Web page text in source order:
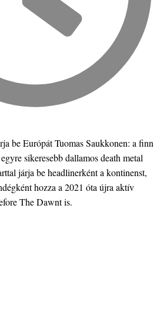
be Európát Tuomas Saukkonen: a finn
sikeresebb dallamos death metal
járja be headlinerként a kontinenst,
hozza a 2021 óta újra aktív
The Dawnt is.